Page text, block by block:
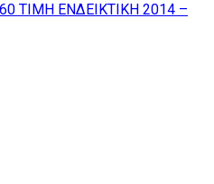
ΤΙΜΗ ΕΝΔΕΙΚΤΙΚΗ 2014 –